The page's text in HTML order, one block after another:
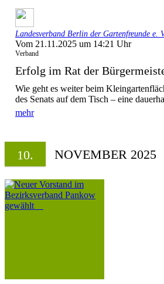
Landesverband Berlin der Gartenfreunde e.
Vom 21.11.2025 um 14:21 Uhr
Verband
Erfolg im Rat der
Wie geht es weiter beim
des Senats auf dem Tisch – eine
mehr
10. NOVEMBER 2025